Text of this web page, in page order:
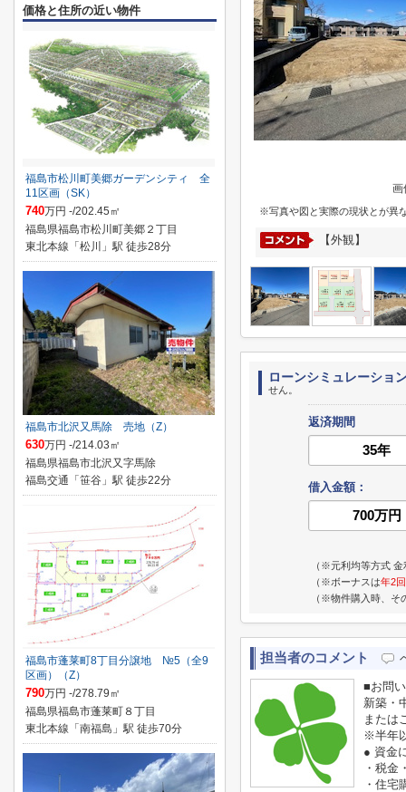
画
※写真や図と実際の現状とが異
【外観】
ローンシミュレーショ
せん。
返済期間
借入金額：
（※元利均等方式 金
（※ボーナスは年2回
（※物件購入時、そ
担当者のコメント
■お問
新築・
または
※半年
● 資金
・税金
・住宅
価格と住所の近い物件
福島市松川町美郷ガーデンシティ 全
11区画（SK）
740万円 -/202.45㎡
福島県福島市松川町美郷２丁目
東北本線「松川」駅 徒歩28分
福島市北沢又馬除 売地（Z）
630万円 -/214.03㎡
福島県福島市北沢又字馬除
福島交通「笹谷」駅 徒歩22分
福島市蓬莱町8丁目分譲地 №5（全9
区画）（Z）
790万円 -/278.79㎡
福島県福島市蓬莱町８丁目
東北本線「南福島」駅 徒歩70分